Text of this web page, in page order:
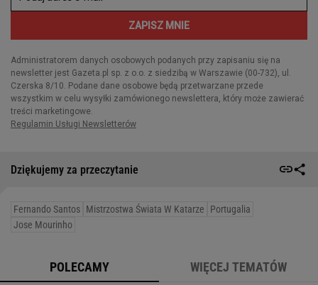
Dziękujemy za przeczytanie
Fernando Santos Mistrzostwa Świata W Katarze
Portugalia
Jose Mourinho
POLECAMY WIĘCEJ TEMATÓW